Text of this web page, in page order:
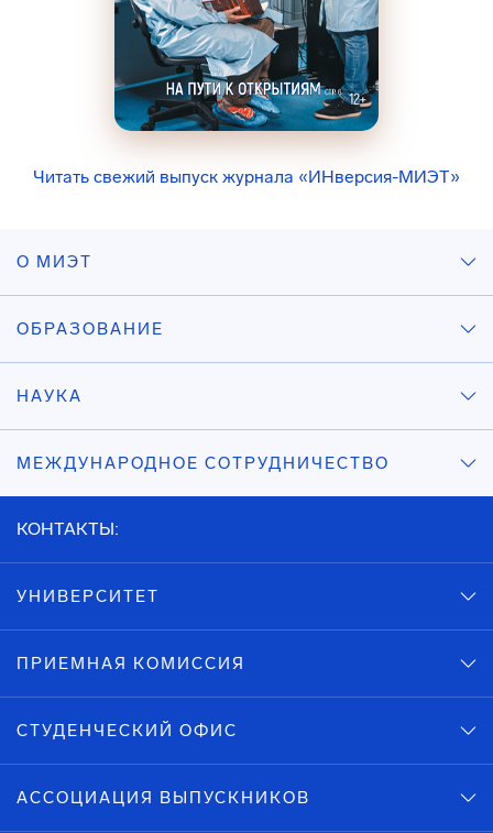
Читать свежий выпуск журнала «ИНверсия-МИЭТ»
О МИЭТ
ОБРАЗОВАНИЕ
НАУКА
МЕЖДУНАРОДНОЕ СОТРУДНИЧЕСТВО
КОНТАКТЫ:
УНИВЕРСИТЕТ
ПРИЕМНАЯ КОМИССИЯ
СТУДЕНЧЕСКИЙ ОФИС
АССОЦИАЦИЯ ВЫПУСКНИКОВ